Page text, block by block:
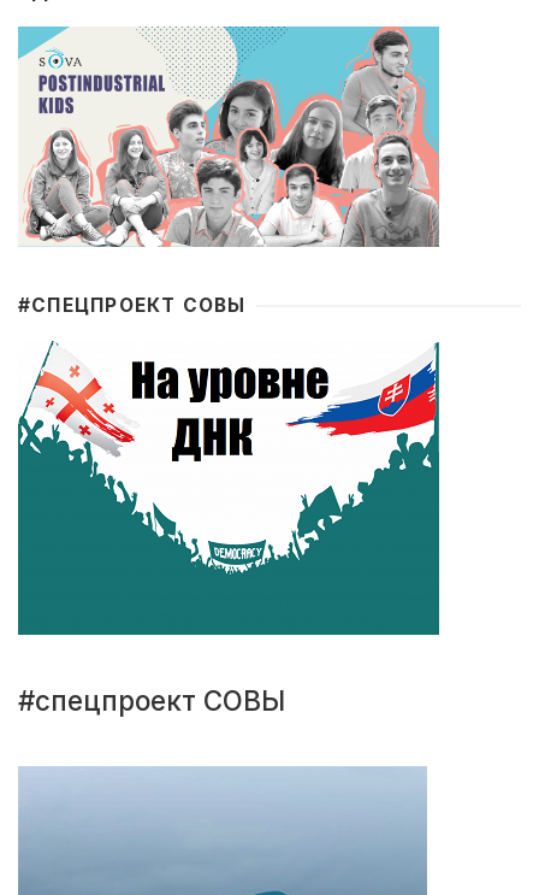
#CПЕЦПРОЕКТ СОВЫ
#спецпроект СОВЫ